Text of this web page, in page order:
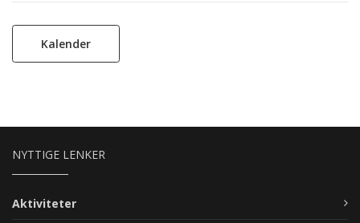
Kalender
NYTTIGE LENKER
Aktiviteter